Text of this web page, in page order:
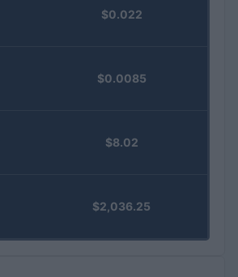
$0.022
$0.0085
$8.02
$2,036.25